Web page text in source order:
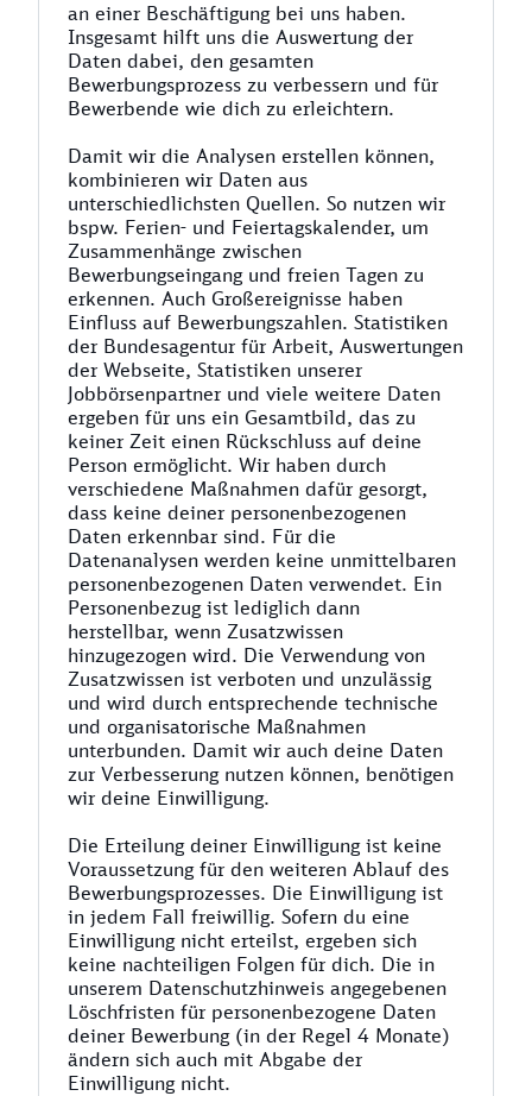
an einer Beschäftigung bei uns haben.
Insgesamt hilft uns die Auswertung der
Daten dabei, den gesamten
Bewerbungsprozess zu verbessern und für
Bewerbende wie dich zu erleichtern.
Damit wir die Analysen erstellen können,
kombinieren wir Daten aus
unterschiedlichsten Quellen. So nutzen wir
bspw. Ferien- und Feiertagskalender, um
Zusammenhänge zwischen
Bewerbungseingang und freien Tagen zu
erkennen. Auch Großereignisse haben
Einfluss auf Bewerbungszahlen. Statistiken
der Bundesagentur für Arbeit, Auswertungen
der Webseite, Statistiken unserer
Jobbörsenpartner und viele weitere Daten
ergeben für uns ein Gesamtbild, das zu
keiner Zeit einen Rückschluss auf deine
Person ermöglicht. Wir haben durch
verschiedene Maßnahmen dafür gesorgt,
dass keine deiner personenbezogenen
Daten erkennbar sind. Für die
Datenanalysen werden keine unmittelbaren
personenbezogenen Daten verwendet. Ein
Personenbezug ist lediglich dann
herstellbar, wenn Zusatzwissen
hinzugezogen wird. Die Verwendung von
Zusatzwissen ist verboten und unzulässig
und wird durch entsprechende technische
und organisatorische Maßnahmen
unterbunden. Damit wir auch deine Daten
zur Verbesserung nutzen können, benötigen
wir deine Einwilligung.
Die Erteilung deiner Einwilligung ist keine
Voraussetzung für den weiteren Ablauf des
Bewerbungsprozesses. Die Einwilligung ist
in jedem Fall freiwillig. Sofern du eine
Einwilligung nicht erteilst, ergeben sich
keine nachteiligen Folgen für dich. Die in
unserem Datenschutzhinweis angegebenen
Löschfristen für personenbezogene Daten
deiner Bewerbung (in der Regel 4 Monate)
ändern sich auch mit Abgabe der
Einwilligung nicht.